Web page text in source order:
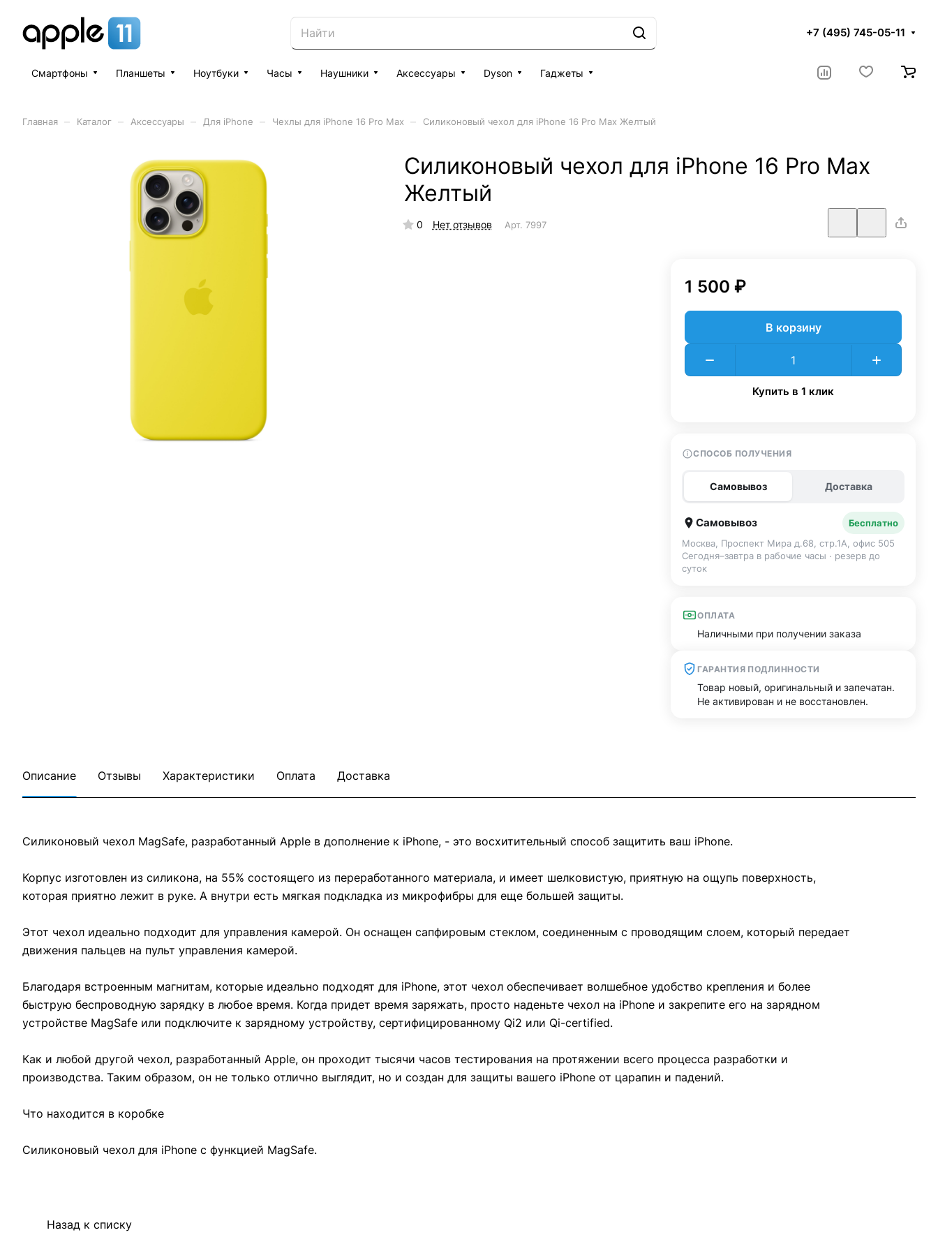
+7 (495) 745-05-11
Смартфоны Планшеты Ноутбуки Часы Наушники Аксессуары Dyson Гаджеты
Главная Каталог Аксессуары Для iPhone Чехлы для iPhone 16 Pro Max Силиконовый чехол для iPhone 16 Pro Max Желтый
Силиконовый чехол для iPhone 16 Pro Max
Желтый
0 Нет отзывов Арт. 7997
1 500 ₽
В корзину
Купить в 1 клик
СПОСОБ ПОЛУЧЕНИЯ
Самовывоз Доставка
Самовывоз
Бесплатно
Москва, Проспект Мира д.68, стр.1А, офис 505
Сегодня–завтра в рабочие часы · резерв до
суток
ОПЛАТА
Наличными при получении заказа
ГАРАНТИЯ ПОДЛИННОСТИ
Товар новый, оригинальный и запечатан.
Не активирован и не восстановлен.
Описание Отзывы Характеристики Оплата Доставка
Силиконовый чехол MagSafe, разработанный Apple в дополнение к iPhone, - это восхитительный способ защитить ваш iPhone.
Корпус изготовлен из силикона, на 55% состоящего из переработанного материала, и имеет шелковистую, приятную на ощупь поверхность,
которая приятно лежит в руке. А внутри есть мягкая подкладка из микрофибры для еще большей защиты.
Этот чехол идеально подходит для управления камерой. Он оснащен сапфировым стеклом, соединенным с проводящим слоем, который передает
движения пальцев на пульт управления камерой.
Благодаря встроенным магнитам, которые идеально подходят для iPhone, этот чехол обеспечивает волшебное удобство крепления и более
быструю беспроводную зарядку в любое время. Когда придет время заряжать, просто наденьте чехол на iPhone и закрепите его на зарядном
устройстве MagSafe или подключите к зарядному устройству, сертифицированному Qi2 или Qi-certified.
Как и любой другой чехол, разработанный Apple, он проходит тысячи часов тестирования на протяжении всего процесса разработки и
производства. Таким образом, он не только отлично выглядит, но и создан для защиты вашего iPhone от царапин и падений.
Что находится в коробке
Силиконовый чехол для iPhone с функцией MagSafe.
Назад к списку